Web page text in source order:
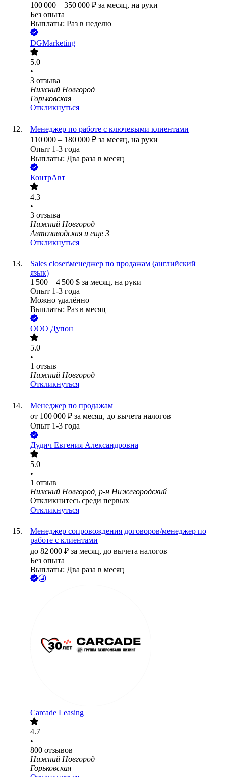
100 000 – 350 000 ₽ за месяц, на руки
Без опыта
Выплаты: Раз в неделю
DGMarketing
5.0
•
3 отзыва
Нижний Новгород
Горьковская
Откликнуться
Менеджер по работе с ключевыми клиентами
110 000 – 180 000 ₽ за месяц, на руки
Опыт 1-3 года
Выплаты: Два раза в месяц
КонтрАвт
4.3
•
3 отзыва
Нижний Новгород
Автозаводская и еще 3
Откликнуться
Sales closer\менеджер по продажам (английский
язык)
1 500 – 4 500 $ за месяц, на руки
Опыт 1-3 года
Можно удалённо
Выплаты: Раз в месяц
ООО Дупон
5.0
•
1 отзыв
Нижний Новгород
Откликнуться
Менеджер по продажам
от 100 000 ₽ за месяц, до вычета налогов
Опыт 1-3 года
Дудич Евгения Александровна
5.0
•
1 отзыв
Нижний Новгород, р-н Нижегородский
Откликнитесь среди первых
Откликнуться
Менеджер сопровождения договоров/менеджер по
работе с клиентами
до 82 000 ₽ за месяц, до вычета налогов
Без опыта
Выплаты: Два раза в месяц
Carcade Leasing
4.7
•
800 отзывов
Нижний Новгород
Горьковская